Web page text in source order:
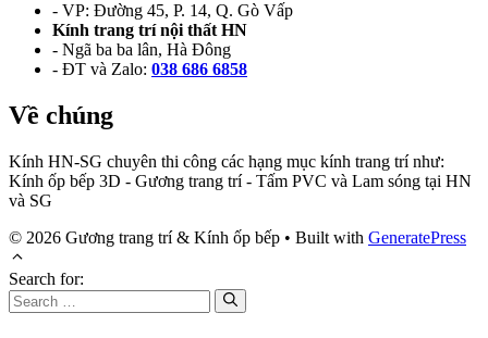
- VP: Đường 45, P. 14, Q. Gò Vấp
Kính trang trí nội thất HN
- Ngã ba ba lân, Hà Đông
- ĐT và Zalo: 038 686 6858
Về chúng
Kính HN-SG chuyên thi công các hạng mục kính trang trí như:
Kính ốp bếp 3D - Gương trang trí - Tấm PVC và Lam sóng tại HN
và SG
© 2026 Gương trang trí & Kính ốp bếp • Built with GeneratePress
Search for: